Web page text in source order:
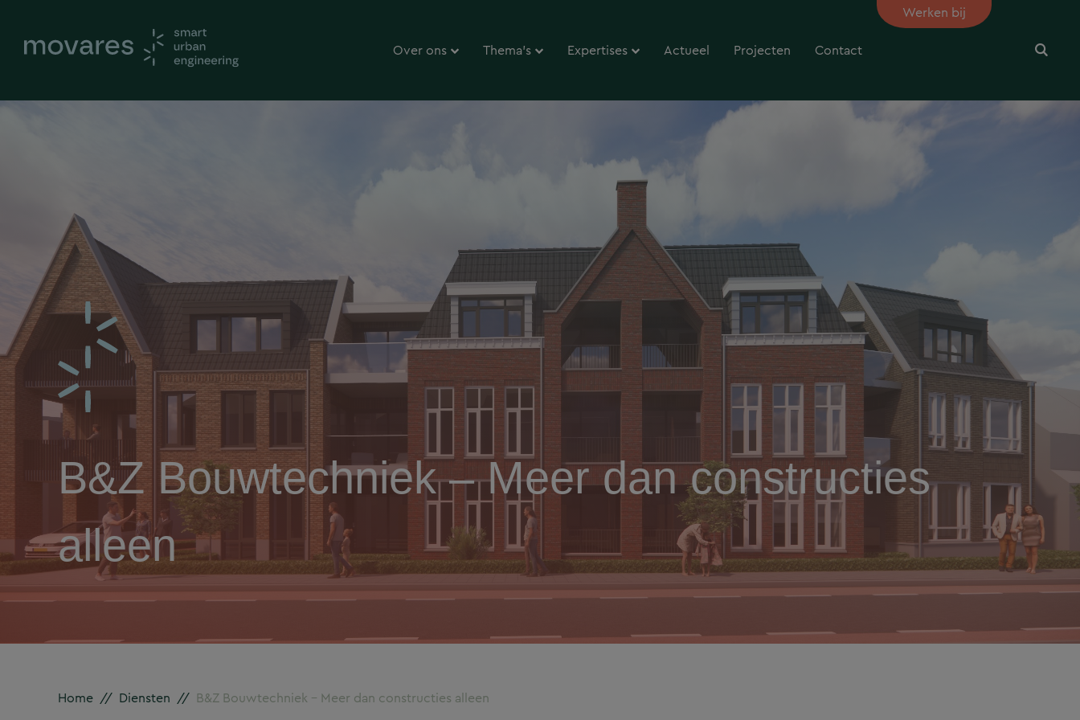
Over ons Thema’s Expertises Actueel Projecten Contact
Werken bij
B&Z Bouwtechniek – Meer dan constructies
alleen
Home // Diensten // B&Z Bouwtechniek – Meer dan constructies alleen